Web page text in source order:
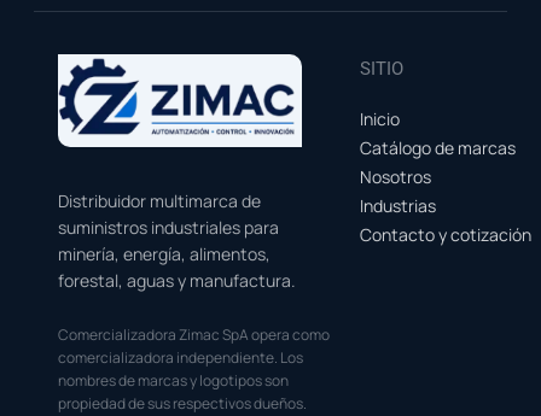
Distribuidor multimarca de
suministros industriales para
minería, energía, alimentos,
forestal, aguas y manufactura.
Comercializadora Zimac SpA opera como
comercializadora independiente. Los
nombres de marcas y logotipos son
propiedad de sus respectivos dueños.
SITIO
Inicio
Catálogo de marcas
Nosotros
Industrias
Contacto y cotización